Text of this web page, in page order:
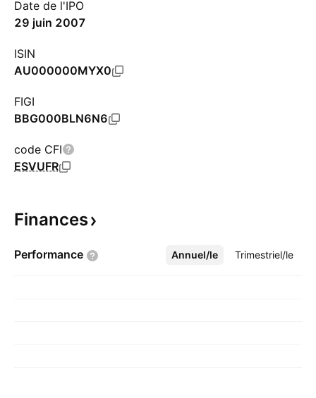
Date de l'IPO
29 juin 2007
ISIN
AU000000MYX0
FIGI
BBG000BLN6N6
code CFI
ESVUFR
Finances
Performance Annuel/le Trimestriel/le
Plus